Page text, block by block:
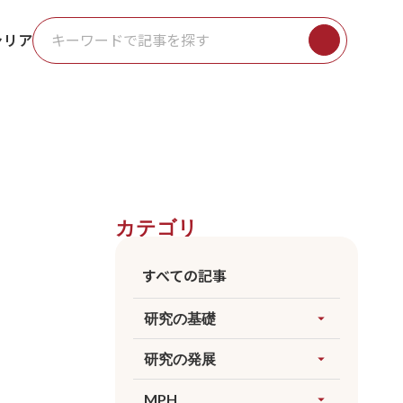
リア
カテゴリ
すべての記事
研究の基礎 arrow_drop_up
すべてを見る
研究の発展 arrow_drop_up
すべてを見る
MPH arrow_drop_up